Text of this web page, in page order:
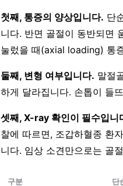
첫째, 통증의 양상입니다. 단
니다. 반면 골절이 동반되면
눌렀을 때(axial loading) 통
둘째, 변형 여부입니다. 말절
하게 달라집니다. 손톱이 들
셋째, X-ray 확인이 필수입니
찰에 따르면, 조갑하혈종 환
니다. 임상 소견만으로는 골
구분 단